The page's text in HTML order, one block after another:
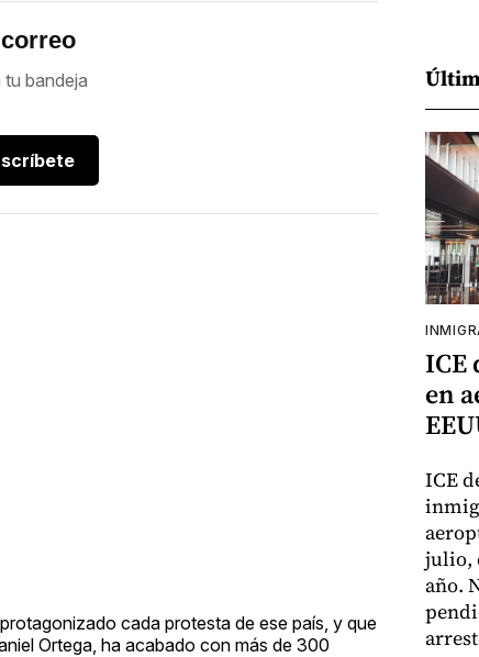
bandeja
cada protesta de ese país, y que
Ortega, ha acabado con más de 300
ICE
en
ICE
julio,
año.